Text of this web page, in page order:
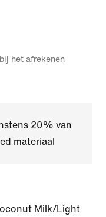
het afrekenen
20% van
materiaal
Milk/Light